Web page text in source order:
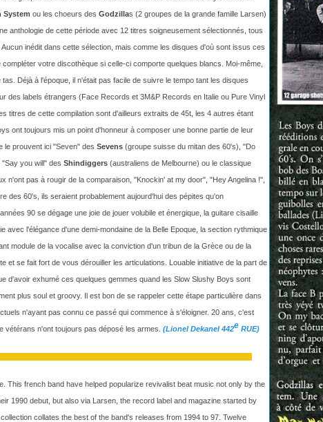
System ou les choeurs des Godzillas (2 groupes de la grande famille Larsen)
anthologie de cette période avec 12 titres soigneusement sélectionnés, tous
inédit dans cette sélection, mais comme les disques d'où sont issus ces
votre discothèque si celle-ci comporte quelques blancs. Moi-même,
Déjà à l'époque, il n'était pas facile de suivre le tempo tant les disques
des labels étrangers (Face Records et 3M&P Records en Italie ou Pure Vinyl
titres de cette compilation sont d'ailleurs extraits de 45t, les 4 autres étant
ont toujours mis un point d'honneur à composer une bonne partie de leur
le prouvent ici "Seven" des Sevens (groupe suisse du mitan des 60's), "Do
you will" des Shindiggers (australiens de Melbourne) ou le classique
n'ont pas à rougir de la comparaison, "Knockin' at my door", "Hey Angelina !",
des 60's, ils seraient probablement aujourd'hui des pépites qu'on
90 se dégage une joie de jouer volubile et énergique, la guitare cisaille
l'élégance d'une demi-mondaine de la Belle Epoque, la section rythmique
module de la vocalise avec la conviction d'un tribun de la Grèce ou de la
et se fait fort de vous dérouiller les articulations. Louable initiative de la part de
d'avoir exhumé ces quelques gemmes quand les Slow Slushy Boys sont
plus soul et groovy. Il est bon de se rappeler cette étape particulière dans
n'ayant pas connu ce passé qui commence à s'éloigner. 20 ans, c'est
vétérans n'ont toujours pas déposé les armes. (Lionel Dekanel 442e RUE)
This french band have helped popularize revivalist beat music not only by the
1990 debut, but also via Larsen, the record label and magazine started by
collates the best of the band's releases from 1994 to 97. Twelve